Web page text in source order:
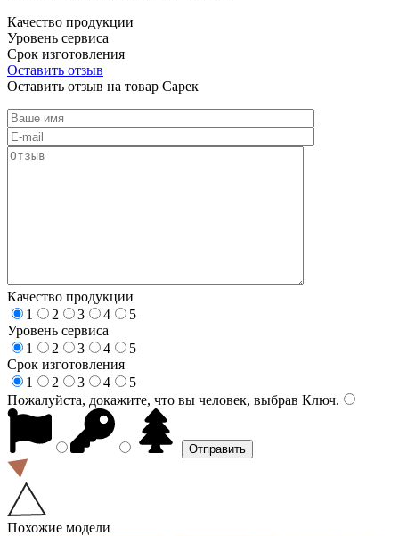
Качество продукции
Уровень сервиса
Срок изготовления
Оставить отзыв
Оставить отзыв на товар Сарек
Качество продукции
1
2 3 4
5
Уровень сервиса
1
2 3 4
5
Срок изготовления
1
2 3 4
5
Пожалуйста, докажите, что вы человек, выбрав Ключ.
Похожие модели